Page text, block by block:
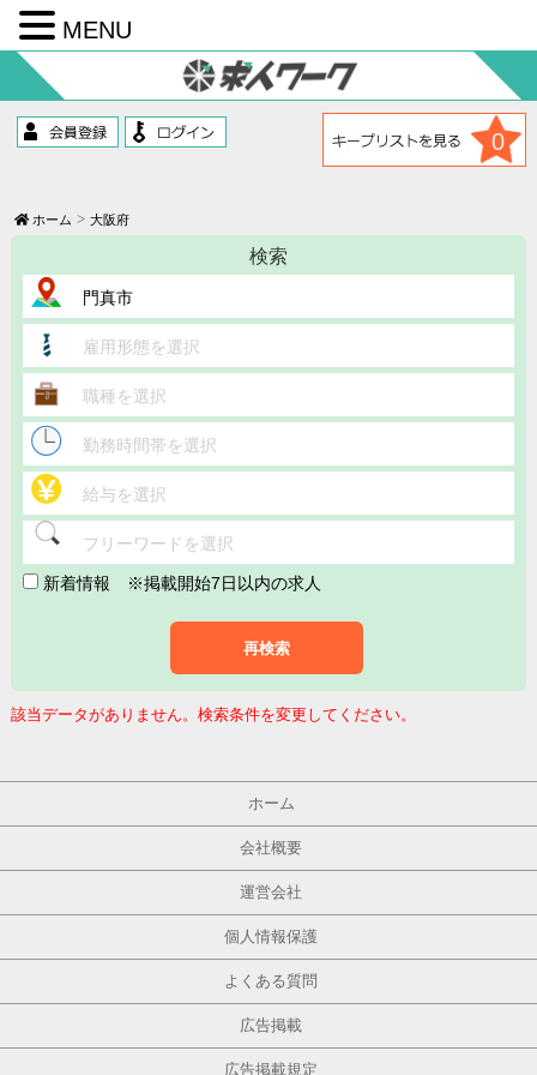
コ
テ
ン
ツ
ッ
プ
0
ホーム 大阪府
検索
門真市
雇用形態を選択
職種を選択
勤務時間帯を選択
給与を選択
フリーワードを選択
新着情報 ※掲載開始7日以内の求人
再検索
該当データがありません。検索条件を変更してください。
ホーム
会社概要
運営会社
個人情報保護
よくある質問
広告掲載
広告掲載規定
MENU